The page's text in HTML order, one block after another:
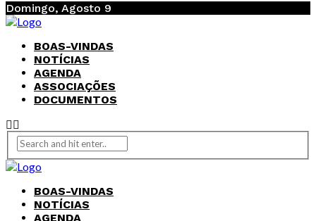
Domingo, Agosto 9
BOAS-VINDAS
NOTÍCIAS
AGENDA
ASSOCIAÇÕES
DOCUMENTOS
BOAS-VINDAS
NOTÍCIAS
AGENDA